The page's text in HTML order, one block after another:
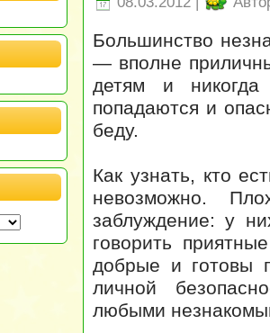
Большинство
— вполне
детям и
попадаются и
беду.
Как узнать, кто
невозможно.
заблуждение: у
говорить
добрые и готовы
личной
любыми